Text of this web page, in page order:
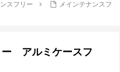
スフリー
メインテナンスフ
ー アルミケースフ